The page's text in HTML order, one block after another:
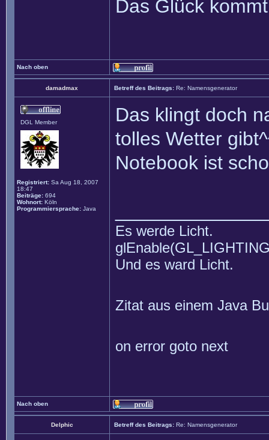
Das Glück
Nach oben
damadmax Betreff des Beitrags: Re: Namensgenerator
DGL Member
Registriert: Sa Aug 18, 2007
18:47
Beiträge: 694
Wohnort: Köln
Programmiersprache: Java
Das klingt doch
tolles Wetter
Notebook ist
Es werde Licht.
Und es ward Licht.
Zitat aus einem Java
on error goto next
Nach oben
Delphic Betreff des Beitrags: Re: Namensgenerator